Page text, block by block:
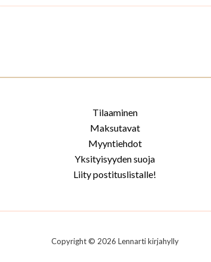
Tilaaminen
Maksutavat
Myyntiehdot
Yksityisyyden suoja
Liity postituslistalle!
Copyright © 2026 Lennarti kirjahylly